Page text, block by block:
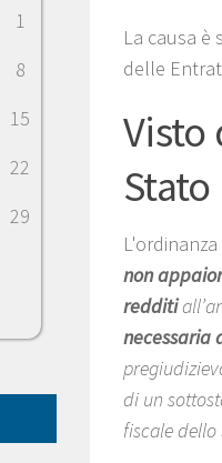
La causa è
delle
Visto
Stato
non
redditi
necessaria
di un
fiscale dello
1
8
15
22
29